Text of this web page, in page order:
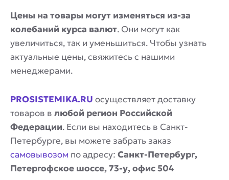
Цены на товары могут изменяться из-за
колебаний курса валют. Они могут как
увеличиться, так и уменьшиться. Чтобы узнать
актуальные цены, свяжитесь с нашими
менеджерами.
PROSISTEMIKA.RU осуществляет доставку
товаров в любой регион Российской
Федерации. Если вы находитесь в Санкт-
Петербурге, вы можете забрать заказ
самовывозом по адресу: Санкт-Петербург,
Петергофское шоссе, 73-у, офис 504